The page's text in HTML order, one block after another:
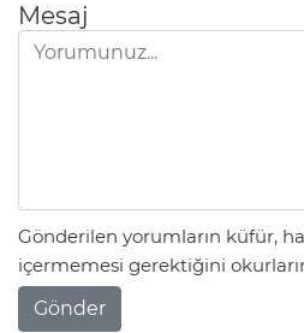
Mesaj
Gönderilen yorumların küfür,
içermemesi gerektiğini
Gönder